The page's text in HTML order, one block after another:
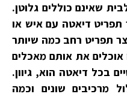
שאינם כוללים גלוטן.
תפריט דיאטה עם איש או
תפריט רחב כמה שיותר
את אותם מאכלים
בכל דיאטה הוא, גיוון.
מרכיבים שונים וכמה